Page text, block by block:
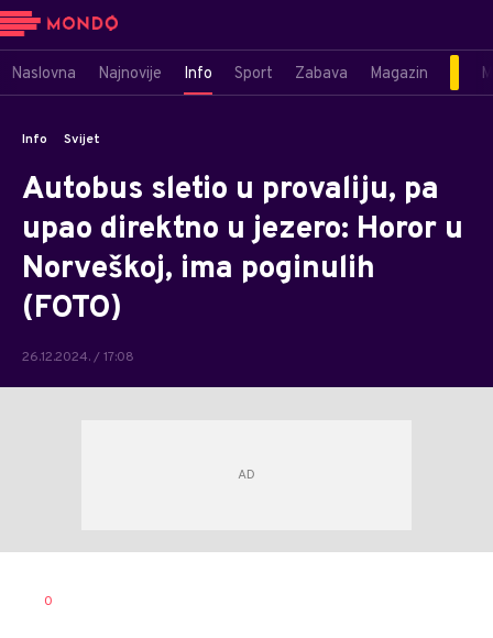
Naslovna Najnovije Info Sport Zabava Magazin
Info Svijet
Autobus sletio u provaliju, pa
upao direktno u jezero: Horor u
Norveškoj, ima poginulih
(FOTO)
26.12.2024. / 17:08
AUTOR
0